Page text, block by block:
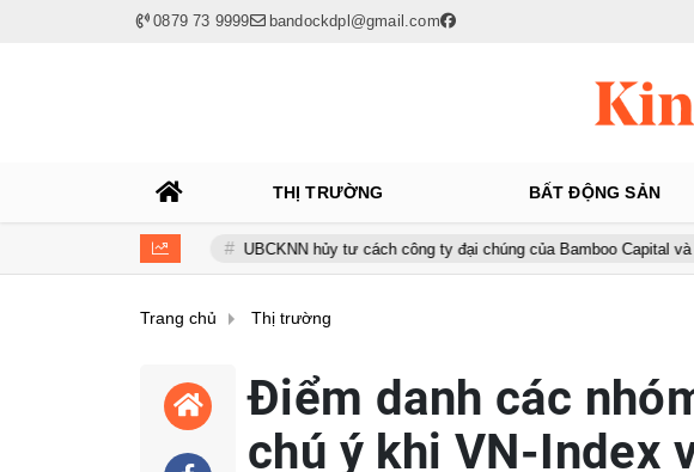
0879 73 9999 bandockdpl@gmail.com
THỊ TRƯỜNG BẤT ĐỘNG SẢN
UBCKNN hủy tư cách công ty đại chúng của Bamboo Capital và BCG Land
Trang chủ Thị trường
Điểm danh các
chú ý khi VN-Index